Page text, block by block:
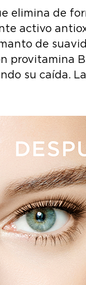
elimina de
activo
de
provitamina
su caída.